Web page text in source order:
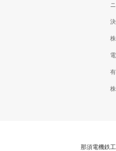
那須電機鉄